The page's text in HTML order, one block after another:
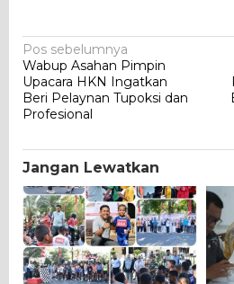
Navigasi
pos
Pos sebelumnya
Wabup Asahan Pimpin
Upacara HKN Ingatkan
Beri Pelaynan Tupoksi dan
Profesional
Jangan Lewatkan